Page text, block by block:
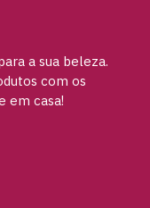
a sua beleza.
com os
em casa!